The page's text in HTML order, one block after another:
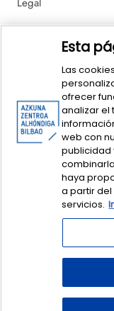
© dendAZ. This is
Contemporánea.
S. A. CIF: A-
Esta
Las
ofrecer
analizar el
web con
publicidad
haya
a partir
servicios.